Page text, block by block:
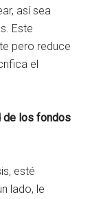
así sea
Este
pero reduce
el
de los fondos
esté
lado, le